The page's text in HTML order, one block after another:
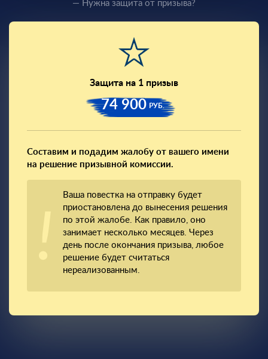
— Нужна защита от призыва?
Защита на 1 призыв
74 900 РУБ.
Составим и подадим жалобу от вашего имени
на решение призывной комиссии.
Ваша повестка на отправку будет
приостановлена до вынесения решения
по этой жалобе. Как правило, оно
занимает несколько месяцев. Через
день после окончания призыва, любое
решение будет считаться
нереализованным.